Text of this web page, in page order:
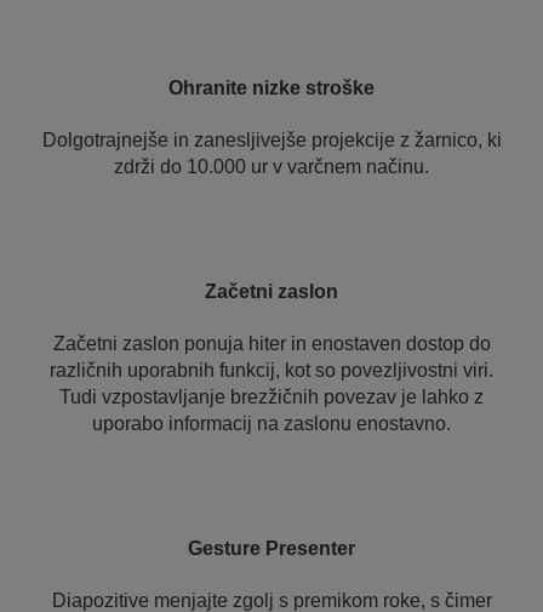
Ohranite nizke stroške
Dolgotrajnejše in zanesljivejše projekcije z žarnico, ki
zdrži do 10.000 ur v varčnem načinu.
Začetni zaslon
Začetni zaslon ponuja hiter in enostaven dostop do
različnih uporabnih funkcij, kot so povezljivostni viri.
Tudi vzpostavljanje brezžičnih povezav je lahko z
uporabo informacij na zaslonu enostavno.
Gesture Presenter
Diapozitive menjajte zgolj s premikom roke, s čimer